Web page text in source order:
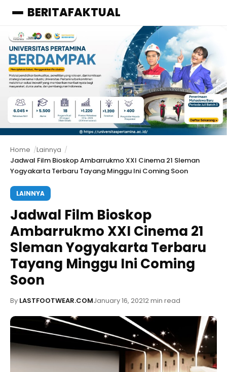
MenuBERITAFAKTUAL
Home
Lainnya
Jadwal Film Bioskop Ambarrukmo XXI Cinema 21 Sleman
Yogyakarta Terbaru Tayang Minggu Ini Coming Soon
LAINNYA
Jadwal Film Bioskop
Ambarrukmo XXI Cinema 21
Sleman Yogyakarta Terbaru
Tayang Minggu Ini Coming
Soon
By LASTFOOTWEAR.COMJanuary 16, 20212 min read